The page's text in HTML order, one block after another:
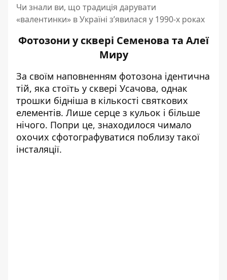
Чи знали ви, що традиція дарувати
«валентинки» в Україні з’явилася у 1990-х роках
Фотозони у сквері Семенова та Алеї
Миру
За своїм наповненням фотозона ідентична
тій, яка стоїть у сквері Усачова, однак
трошки бідніша в кількості святкових
елементів. Лише серце з кульок і більше
нічого. Попри це, знаходилося чимало
охочих сфотографуватися поблизу такої
інсталяції.